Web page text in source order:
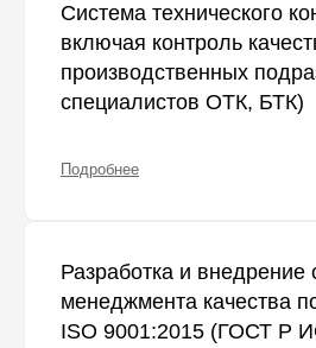
Система технического
включая контроль
производственных
специалистов ОТК, БТК)
Подробнее
Разработка и внедрение
менеджмента качества
ISO 9001:2015 (ГОСТ Р